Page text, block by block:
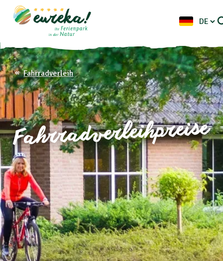
Fahrradverleihpreise
Fahrradverleih